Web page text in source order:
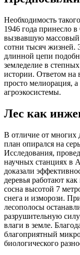
Необходимость
1946 года принесло
вызвавшую
сотни тысяч жизней.
длинной цепи
земледелие в
истории. Ответом на
просто мелиорация, а
агроэкосистемы.
Лес как
В отличие от многих
план опирался на
Исследования,
научных станциях в
доказали
деревья работают
сосна высотой 7
снега и изморози.
лесополосы
разрушительную
влаги в земле.
благоприятный
биологического